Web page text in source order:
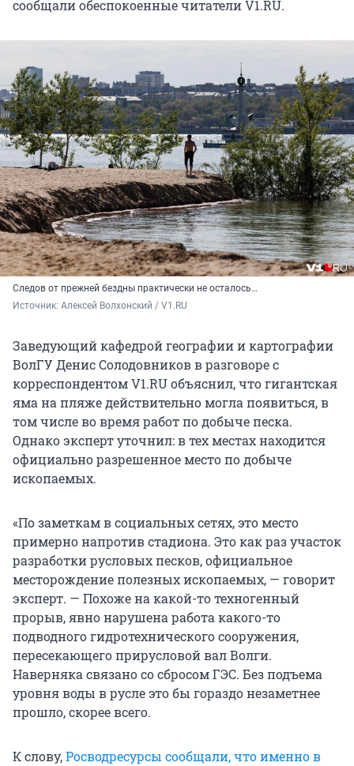
сообщали обеспокоенные читатели V1.RU.
Следов от прежней бездны практически не осталось…
Источник: Алексей Волхонский / V1.RU
Заведующий кафедрой географии и картографии
ВолГУ Денис Солодовников в разговоре с
корреспондентом V1.RU объяснил, что гигантская
яма на пляже действительно могла появиться, в
том числе во время работ по добыче песка.
Однако эксперт уточнил: в тех местах находится
официально разрешенное место по добыче
ископаемых.
«По заметкам в социальных сетях, это место
примерно напротив стадиона. Это как раз участок
разработки русловых песков, официальное
месторождение полезных ископаемых, — говорит
эксперт. — Похоже на какой-то техногенный
прорыв, явно нарушена работа какого-то
подводного гидротехнического сооружения,
пересекающего прирусловой вал Волги.
Наверняка связано со сбросом ГЭС. Без подъема
уровня воды в русле это бы гораздо незаметнее
прошло, скорее всего.
К слову,Росводресурсы сообщали, что именно в